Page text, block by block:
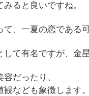
ると良いですね。
て、一夏の恋である
して有名ですが、金
だったり、
なども象徴します。